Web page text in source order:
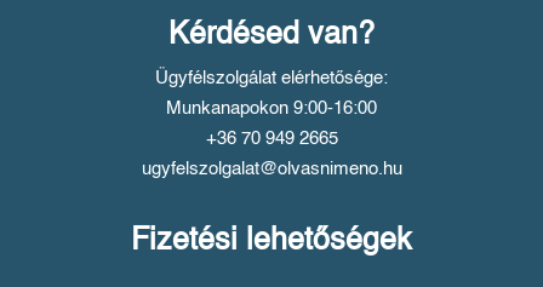
Kérdésed van?
Ügyfélszolgálat elérhetősége:
Munkanapokon 9:00-16:00
+36 70 949 2665
ugyfelszolgalat@olvasnimeno.hu
Fizetési lehetőségek